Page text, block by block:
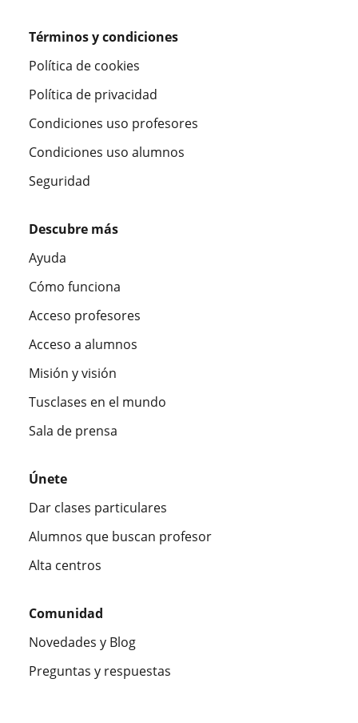
Términos y condiciones
Política de cookies
Política de privacidad
Condiciones uso profesores
Condiciones uso alumnos
Seguridad
Descubre más
Ayuda
Cómo funciona
Acceso profesores
Acceso a alumnos
Misión y visión
Tusclases en el mundo
Sala de prensa
Únete
Dar clases particulares
Alumnos que buscan profesor
Alta centros
Comunidad
Novedades y Blog
Preguntas y respuestas